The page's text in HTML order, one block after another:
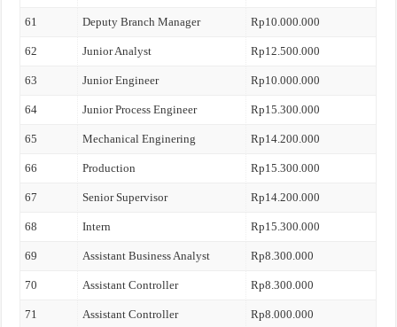
61 Deputy Branch Manager Rp10.000.000
62 Junior Analyst Rp12.500.000
63 Junior Engineer Rp10.000.000
64 Junior Process Engineer Rp15.300.000
65 Mechanical Enginering Rp14.200.000
66 Production Rp15.300.000
67 Senior Supervisor Rp14.200.000
68 Intern Rp15.300.000
69 Assistant Business Analyst Rp8.300.000
70 Assistant Controller Rp8.300.000
71 Assistant Controller Rp8.000.000